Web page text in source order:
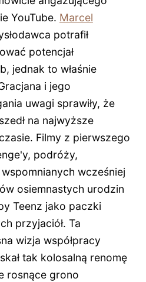
YouTube. Marcel
potrafił
potencjał
jednak to właśnie
i jego
uwagi sprawiły, że
na najwyższe
Filmy z pierwszego
podróży,
wcześniej
osiemnastych urodzin
Teenz jako paczki
przyjaciół. Ta
wizja współpracy
tak kolosalną renomę
rosnące grono